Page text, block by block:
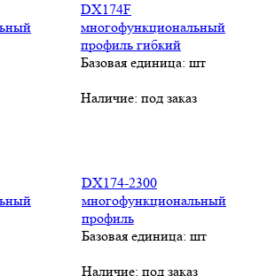
DХ174F
многофункциональный
профиль гибкий
Базовая единица: шт
Наличие: под заказ
DХ174-2300
многофункциональный
профиль
Базовая единица: шт
Наличие: под заказ